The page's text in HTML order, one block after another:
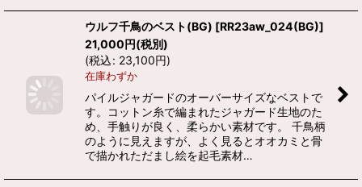
ウルフ千鳥のベスト(BG) [RR23aw_024(BG)]
21,000円(税別)
(税込: 23,100円)
在庫わずか
パイルジャガードのオーバーサイズなベストで
す。コットン糸で編まれたジャガード生地のた
め、手触りが良く、柔らかい素材です。 千鳥柄
のように見えますが、よく見るとオオカミと骨
で描かれただまし絵を起毛素材…